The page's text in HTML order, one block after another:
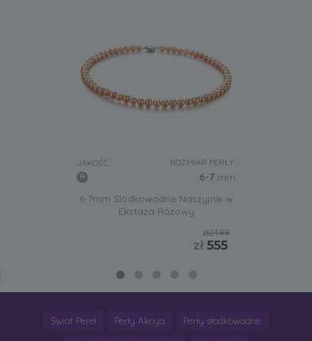
JAKOŚĆ: ROZMIAR PERŁY:
6-7 mm
6-7mm Slodkowodne Naszyjnik w
Ekstaza Rózowy
zł2499
zł555
Świat Pereł Perły Akoya Perły słodkowodne